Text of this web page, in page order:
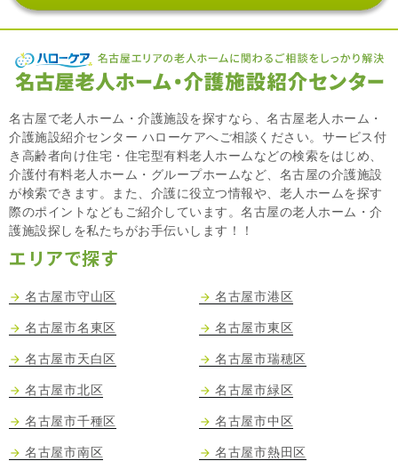
名古屋で老人ホーム・介護施設を探すなら、名古屋老人ホーム・
介護施設紹介センター ハローケアへご相談ください。サービス付
き高齢者向け住宅・住宅型有料老人ホームなどの検索をはじめ、
介護付有料老人ホーム・グループホームなど、名古屋の介護施設
が検索できます。また、介護に役立つ情報や、老人ホームを探す
際のポイントなどもご紹介しています。名古屋の老人ホーム・介
護施設探しを私たちがお手伝いします！！
エリアで探す
名古屋市守山区
名古屋市名東区
名古屋市天白区
名古屋市北区
名古屋市千種区
名古屋市南区
名古屋市港区
名古屋市東区
名古屋市瑞穂区
名古屋市緑区
名古屋市中区
名古屋市熱田区